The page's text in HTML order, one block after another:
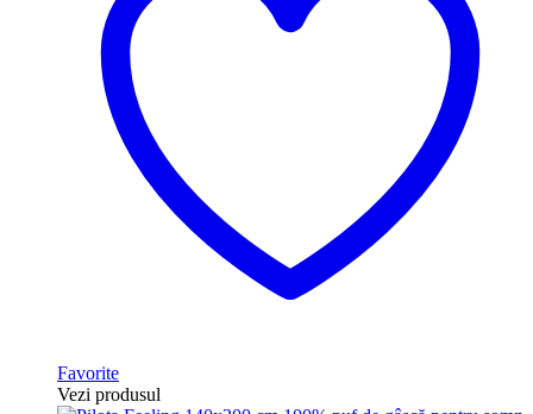
Favorite
Vezi produsul